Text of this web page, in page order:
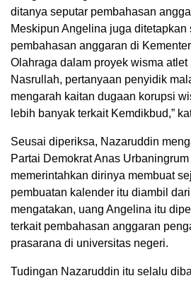
ditanya seputar pembahasan
Meskipun Angelina juga
pembahasan anggaran di
Olahraga dalam proyek wisma atlet
Nasrullah, pertanyaan penyidik
mengarah kaitan dugaan korupsi
lebih banyak terkait Kemdikbud,”
Seusai diperiksa, Nazaruddin
Partai Demokrat Anas
memerintahkan dirinya membuat
pembuatan kalender itu diambil
mengatakan, uang Angelina itu
terkait pembahasan anggaran
prasarana di universitas negeri.
Tudingan Nazaruddin itu selalu